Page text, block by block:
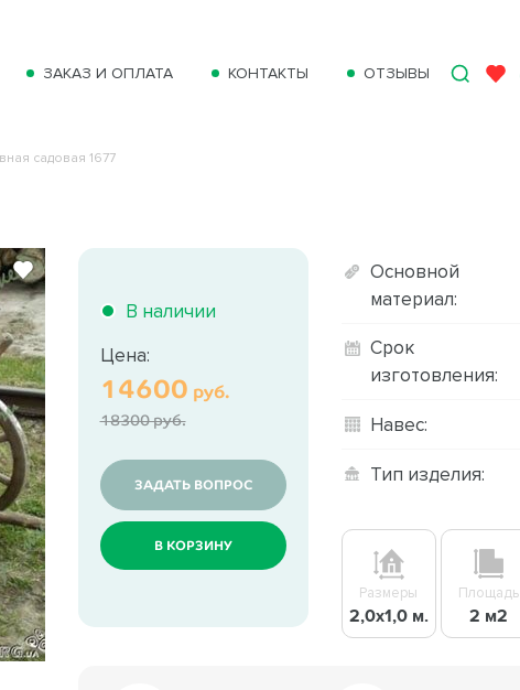
ЗАКАЗ И ОПЛАТА КОНТАКТЫ ОТЗЫВЫ
садовая 1677
В наличии
Цена:
14600 руб.
18300 руб.
ЗАДАТЬ ВОПРОС
В КОРЗИНУ
Основной
материал:
Срок
изготовления:
Навес:
Тип изделия:
Размеры
2,0х1,0 м.
Площадь
2 м2